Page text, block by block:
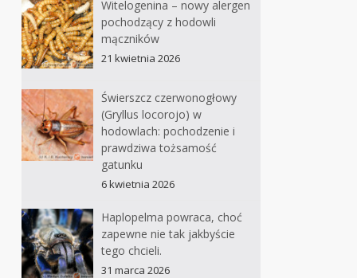
Witelogenina – nowy alergen
pochodzący z hodowli
mączników
21 kwietnia 2026
Świerszcz czerwonogłowy
(Gryllus locorojo) w
hodowlach: pochodzenie i
prawdziwa tożsamość
gatunku
6 kwietnia 2026
Haplopelma powraca, choć
zapewne nie tak jakbyście
tego chcieli.
31 marca 2026